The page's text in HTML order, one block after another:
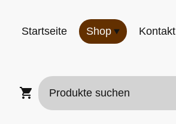
Startseite Shop Kontakt